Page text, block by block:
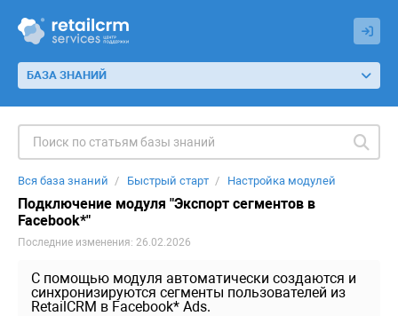
БАЗА ЗНАНИЙ
Вся база знаний Быстрый старт Настройка модулей
Подключение модуля "Экспорт сегментов в
Facebook*"
Последние изменения: 26.02.2026
С помощью модуля автоматически создаются и
синхронизируются сегменты пользователей из
RetailCRM в Facebook* Ads.